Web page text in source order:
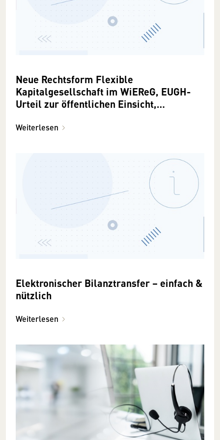
Neue Rechtsform Flexible
Kapitalgesellschaft im WiEReG, EUGH-
Urteil zur öffentlichen Einsicht,
Weiterlesen
Elektronischer Bilanztransfer – einfach &
nützlich
Weiterlesen